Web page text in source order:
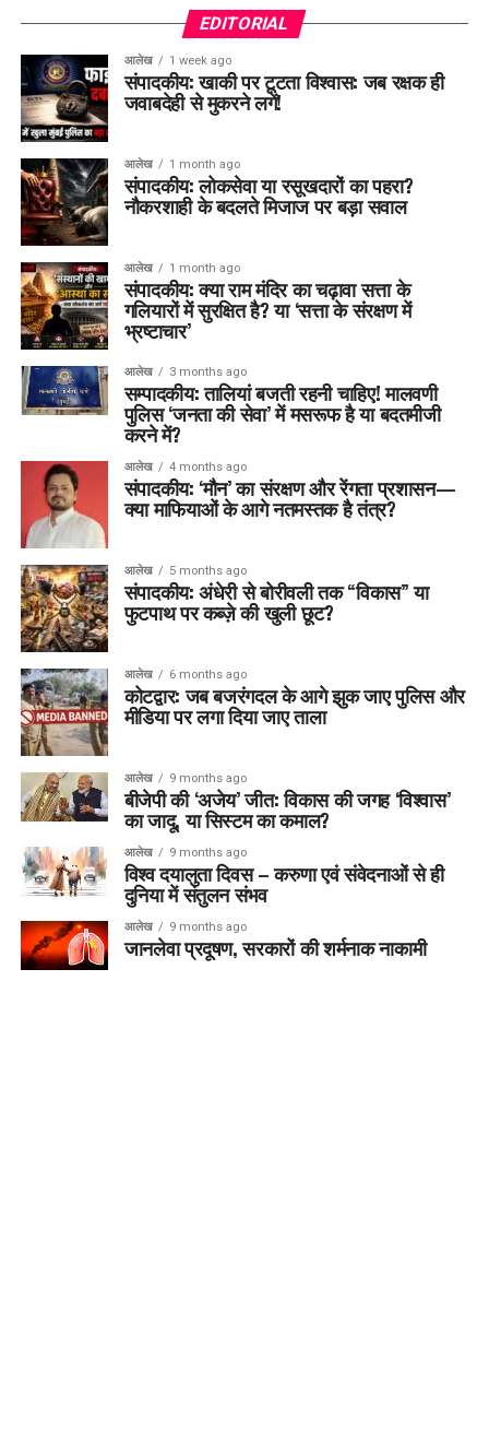
EDITORIAL
आलेख 1 week ago
संपादकीय: खाकी पर टूटता विश्वास: जब रक्षक ही
जवाबदेही से मुकरने लगें!
आलेख 1 month ago
संपादकीय: लोकसेवा या रसूखदारों का पहरा?
नौकरशाही के बदलते मिजाज पर बड़ा सवाल
आलेख 1 month ago
संपादकीय: क्या राम मंदिर का चढ़ावा सत्ता के
गलियारों में सुरक्षित है? या ‘सत्ता के संरक्षण में
भ्रष्टाचार’
आलेख 3 months ago
सम्पादकीय: तालियां बजती रहनी चाहिए! मालवणी
पुलिस ‘जनता की सेवा’ में मसरूफ है या बदतमीजी
करने में?
आलेख 4 months ago
संपादकीय: ‘मौन’ का संरक्षण और रेंगता प्रशासन—
क्या माफियाओं के आगे नतमस्तक है तंत्र?
आलेख 5 months ago
संपादकीय: अंधेरी से बोरीवली तक “विकास” या
फुटपाथ पर कब्ज़े की खुली छूट?
आलेख 6 months ago
कोटद्वार: जब बजरंगदल के आगे झुक जाए पुलिस और
मीडिया पर लगा दिया जाए ताला
आलेख 9 months ago
बीजेपी की ‘अजेय’ जीत: विकास की जगह ‘विश्वास’
का जादू, या सिस्टम का कमाल?
आलेख 9 months ago
विश्व दयालुता दिवस – करुणा एवं संवेदनाओं से ही
दुनिया में संतुलन संभव
आलेख 9 months ago
जानलेवा प्रदूषण, सरकारों की शर्मनाक नाकामी